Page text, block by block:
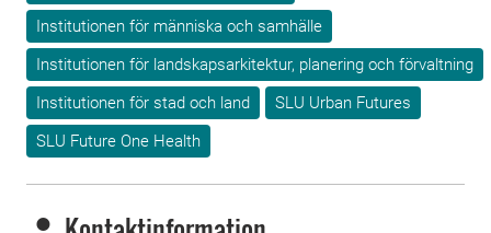
Institutionen för människa och samhälle
Institutionen för landskapsarkitektur, planering och förvaltning
Institutionen för stad och land
SLU Urban Futures
SLU Future One Health